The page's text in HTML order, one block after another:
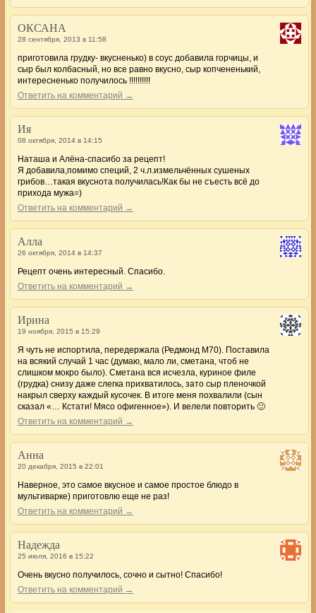
ОКСАНА
28 сентября, 2013 в 11:58
приготовила грудку- вкусненько) в соус добавила горчицы, и
сыр был колбасный, но все равно вкусно, сыр копчененький,
интересненько получилось !!!!!!!!!!
Ответить на комментарий →
Ия
08 октября, 2014 в 14:15
Наташа и Алёна-спасибо за рецепт!
Я добавила,помимо специй, 2 ч.л.измельчённых сушеных
грибов…такая вкуснота получилась!Как бы не съесть всё до
прихода мужа=)
Ответить на комментарий →
Алла
26 октября, 2014 в 14:37
Рецепт очень интересный. Спасибо.
Ответить на комментарий →
Ирина
19 ноября, 2015 в 15:29
Я чуть не испортила, передержала (Редмонд M70). Поставила
на всякий случай 1 час (думаю, мало ли, сметана, чтоб не
слишком мокро было). Сметана вся исчезла, куриное филе
(грудка) снизу даже слегка прихватилось, зато сыр пленочкой
накрыл сверху каждый кусочек. В итоге меня похвалили (сын
сказал «… Кстати! Мясо офигенное»). И велели повторить 🙂
Ответить на комментарий →
Анна
20 декабря, 2015 в 22:01
Наверное, это самое вкусное и самое простое блюдо в
мультиварке) приготовлю еще не раз!
Ответить на комментарий →
Надежда
25 июля, 2016 в 15:22
Очень вкусно получилось, сочно и сытно! Спасибо!
Ответить на комментарий →